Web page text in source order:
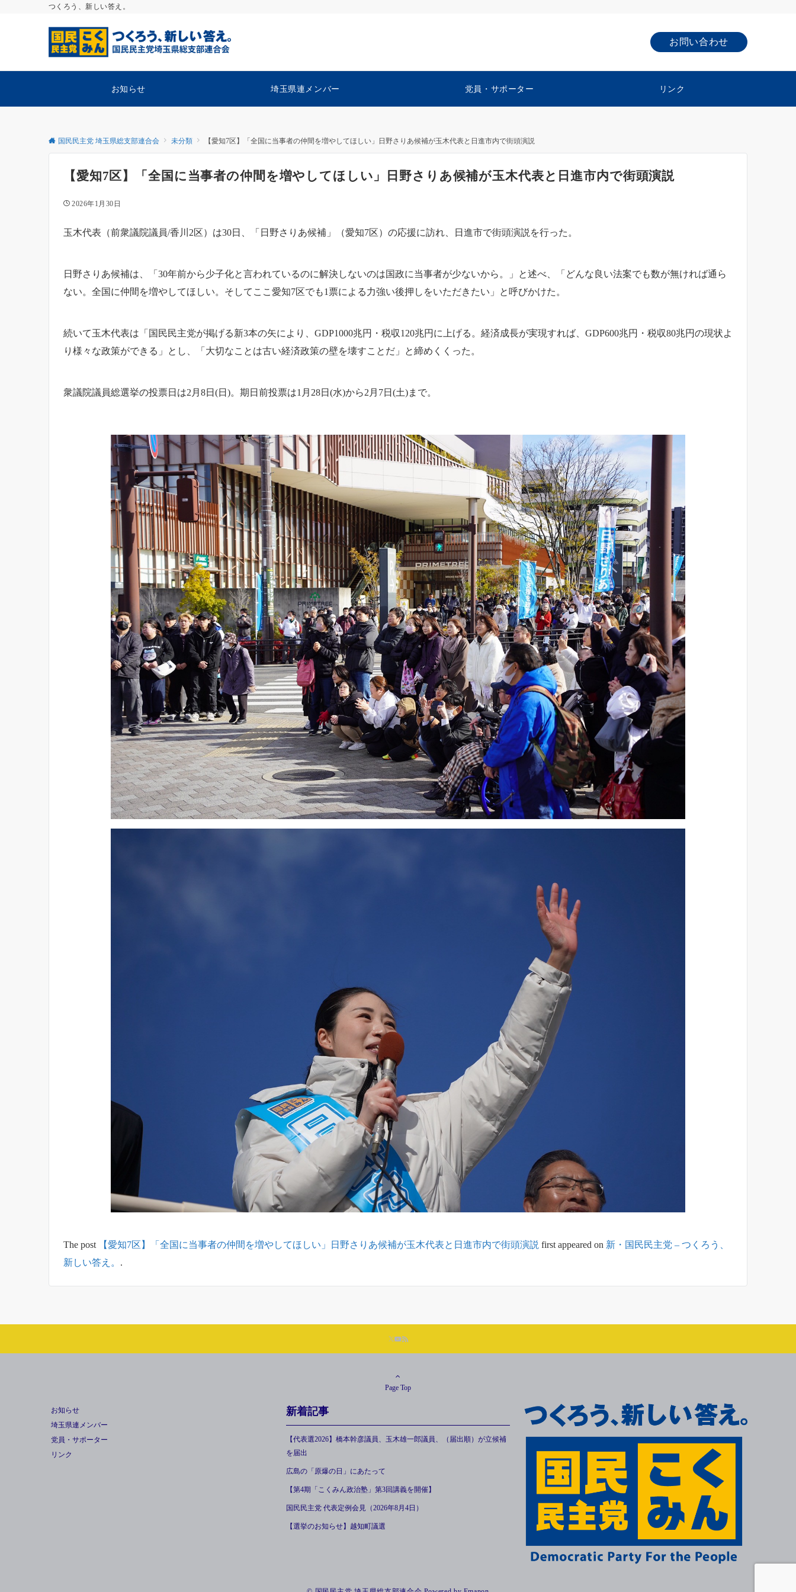
つくろう、新しい答え。
お問い合わせ
お知らせ 埼玉県連メンバー 党員・サポーター リンク
国民民主党 埼玉県総支部連合会 未分類 【愛知7区】「全国に当事者の仲間を増やしてほしい」日野さりあ候補が玉木代表と日進市内で街頭演説
【愛知7区】「全国に当事者の仲間を増やしてほしい」日野さりあ候補が玉木代表と日進市内で街頭演説
2026年1月30日
玉木代表（前衆議院議員/香川2区）は30日、「日野さりあ候補」（愛知7区）の応援に訪れ、日進市で街頭演説を行った。
日野さりあ候補は、「30年前から少子化と言われているのに解決しないのは国政に当事者が少ないから。」と述べ、「どんな良い法案でも数が無ければ通ら
ない。全国に仲間を増やしてほしい。そしてここ愛知7区でも1票による力強い後押しをいただきたい」と呼びかけた。
続いて玉木代表は「国民民主党が掲げる新3本の矢により、GDP1000兆円・税収120兆円に上げる。経済成長が実現すれば、GDP600兆円・税収80兆円の現状よ
り様々な政策ができる」とし、「大切なことは古い経済政策の壁を壊すことだ」と締めくくった。
衆議院議員総選挙の投票日は2月8日(日)。期日前投票は1月28日(水)から2月7日(土)まで。
The post 【愛知7区】「全国に当事者の仲間を増やしてほしい」日野さりあ候補が玉木代表と日進市内で街頭演説 first appeared on 新・国民民主党 – つくろう、
新しい答え。 .
Page Top
お知らせ
埼玉県連メンバー
党員・サポーター
リンク
新着記事
【代表選2026】橋本幹彦議員、玉木雄一郎議員、（届出順）が立候補
を届出
広島の「原爆の日」にあたって
【第4期「こくみん政治塾」第3回講義を開催】
国民民主党 代表定例会見（2026年8月4日）
【選挙のお知らせ】越知町議選